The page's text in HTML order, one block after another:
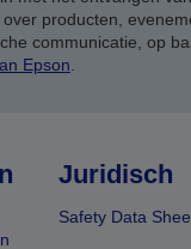
producten,
communicatie, op
Epson.
Juridisch
Safety Data